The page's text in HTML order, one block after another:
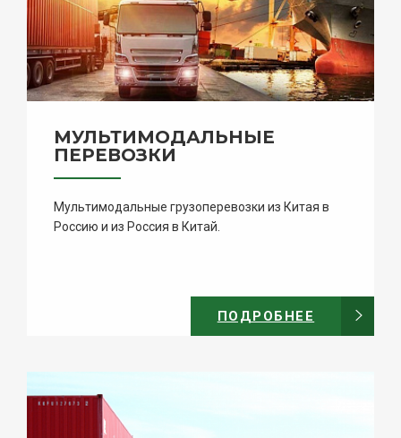
МУЛЬТИМОДАЛЬНЫЕ
ПЕРЕВОЗКИ
Мультимодальные грузоперевозки из Китая в
Россию и из Россия в Китай.
ПОДРОБНЕЕ